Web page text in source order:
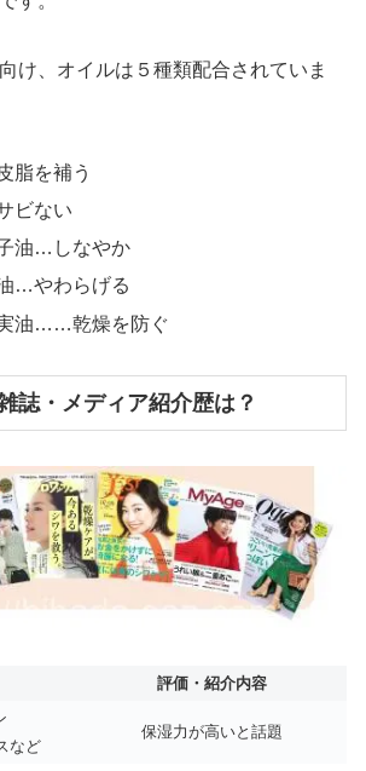
け、オイルは５種類配合されていま
脂を補う
ビない
油…しなやか
…やわらげる
油……乾燥を防ぐ
誌・メディア紹介歴は？
評価・紹介内容
など
保湿力が高いと話題